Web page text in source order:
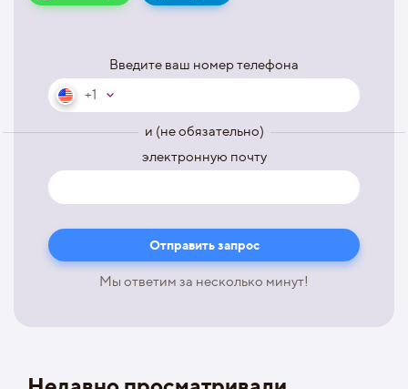
Введите ваш номер телефона
+1
и (не обязательно)
электронную почту
Мы ответим за несколько минут!